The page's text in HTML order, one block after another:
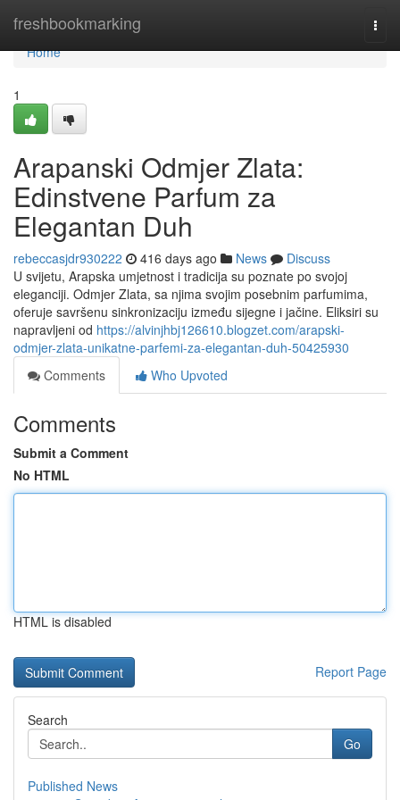
freshbookmarking
Home
Home
1
Arapanski Odmjer Zlata:
Edinstvene Parfum za
Elegantan Duh
rebeccasjdr930222 416 days ago News
Discuss
U svijetu, Arapska umjetnost i tradicija su poznate po svojoj
eleganciji. Odmjer Zlata, sa njima svojim posebnim parfumima,
oferuje savršenu sinkronizaciju između sijegne i jačine. Eliksiri su
napravljeni od https://alvinjhbj126610.blogzet.com/arapski-
odmjer-zlata-unikatne-parfemi-za-elegantan-duh-50425930
Comments
Who Upvoted
Comments
Submit a Comment
No HTML
HTML is disabled
Report Page
Search
Go
Published News